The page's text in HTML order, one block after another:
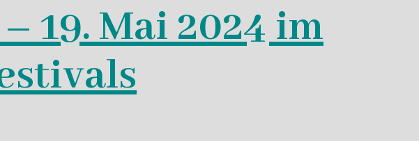
19. Mai 2024 im